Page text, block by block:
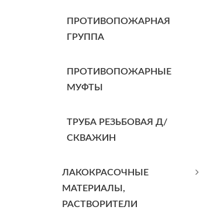
ПРОТИВОПОЖАРНАЯ
ГРУППА
ПРОТИВОПОЖАРНЫЕ
МУФТЫ
ТРУБА РЕЗЬБОВАЯ Д/
СКВАЖИН
ЛАКОКРАСОЧНЫЕ
МАТЕРИАЛЫ,
РАСТВОРИТЕЛИ